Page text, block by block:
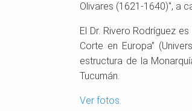
Olivares (1621-1640)", a
El Dr. Rivero Rodríguez
Corte en Europa”
estructura de la
Tucumán.
Ver fotos.